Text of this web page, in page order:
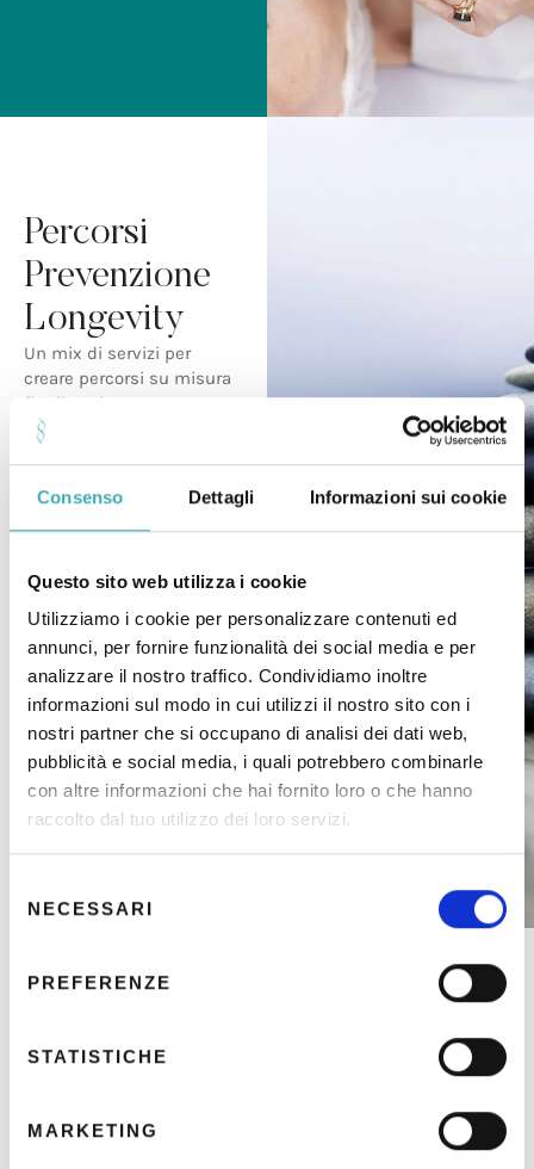
Consenso Dettagli Informazioni sui cookie
Questo sito web utilizza i cookie
Utilizziamo i cookie per personalizzare contenuti ed
annunci, per fornire funzionalità dei social media e per
analizzare il nostro traffico. Condividiamo inoltre
informazioni sul modo in cui utilizzi il nostro sito con i
nostri partner che si occupano di analisi dei dati web,
pubblicità e social media, i quali potrebbero combinarle
con altre informazioni che hai fornito loro o che hanno
raccolto dal tuo utilizzo dei loro servizi.
NECESSARI
PREFERENZE
STATISTICHE
MARKETING
Percorsi
Prevenzione
Longevity
Un mix di servizi per
creare percorsi su misura
finalizzati a promuovere
consapevolezza verso il
nel tempo.
Valutazionedel profilo
vita
Definizionedegli
obiettivi
Costruzionedel
percorso e incontri di
follow-up
Centro Chirurgico
Il SABA MEDICA è dotato di un centro chirurgico dedicato a
di tecnologie all’avanguardia ed in collaborazione con
professionisti specializzati attenti ad ogni esigenza del